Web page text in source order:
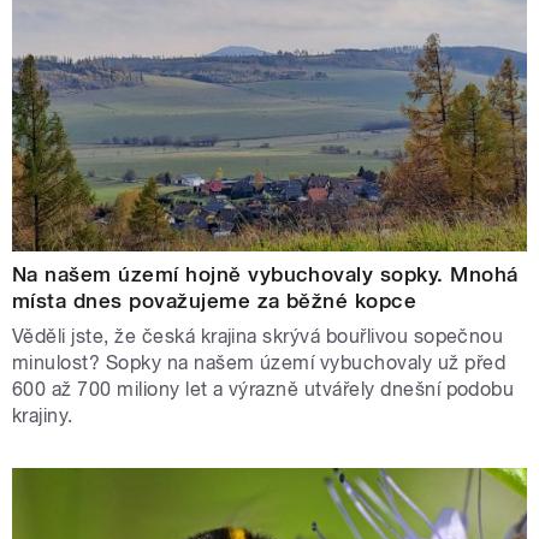
Na našem území hojně vybuchovaly sopky. Mnohá
místa dnes považujeme za běžné kopce
Věděli jste, že česká krajina skrývá bouřlivou sopečnou
minulost? Sopky na našem území vybuchovaly už před
600 až 700 miliony let a výrazně utvářely dnešní podobu
krajiny.